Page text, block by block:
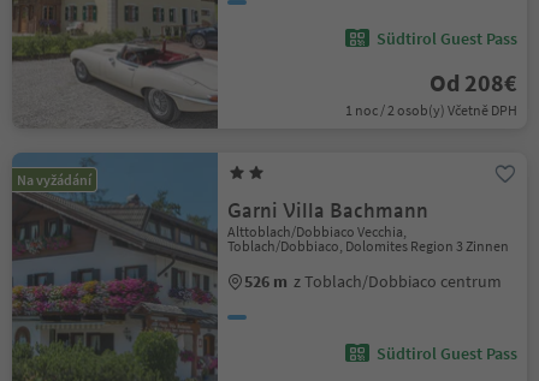
Südtirol Guest Pass
Od 208€
1 noc / 2 osob(y) Včetně DPH
Na vyžádání
Garni Villa Bachmann
Alttoblach/Dobbiaco Vecchia,
Toblach/Dobbiaco, Dolomites Region 3 Zinnen
526 m z Toblach/Dobbiaco centrum
Südtirol Guest Pass